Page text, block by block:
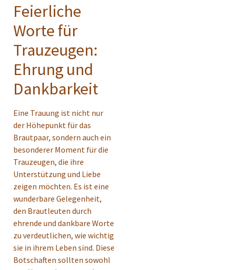
Feierliche
Worte für
Trauzeugen:
Ehrung und
Dankbarkeit
Eine Trauung ist nicht nur
der Höhepunkt für das
Brautpaar, sondern auch ein
besonderer Moment für die
Trauzeugen, die ihre
Unterstützung und Liebe
zeigen möchten. Es ist eine
wunderbare Gelegenheit,
den Brautleuten durch
ehrende und dankbare Worte
zu verdeutlichen, wie wichtig
sie in ihrem Leben sind. Diese
Botschaften sollten sowohl